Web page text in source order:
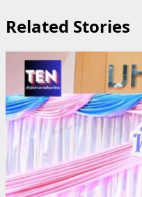
Related Stories